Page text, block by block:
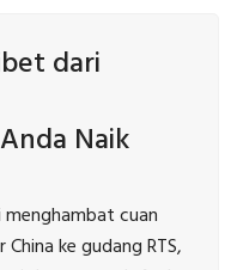
dari
Naik
menghambat cuan
ke gudang RTS,